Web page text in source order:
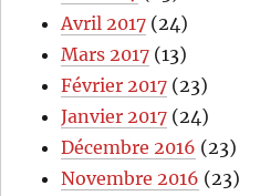
Avril 2017 (24)
Mars 2017 (13)
Février 2017 (23)
Janvier 2017 (24)
Décembre 2016 (23)
Novembre 2016 (23)